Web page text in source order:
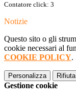
Contatore click: 3
Notizie
Questo sito o gli
cookie necessari al
COOKIE POLICY.
Personalizza
Gestione cookie